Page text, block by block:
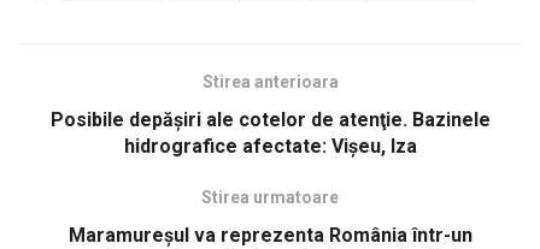
Stirea anterioara
Posibile depăşiri ale cotelor de atenţie. Bazinele
hidrografice afectate: Vişeu, Iza
Stirea urmatoare
Maramureșul va reprezenta România într-un